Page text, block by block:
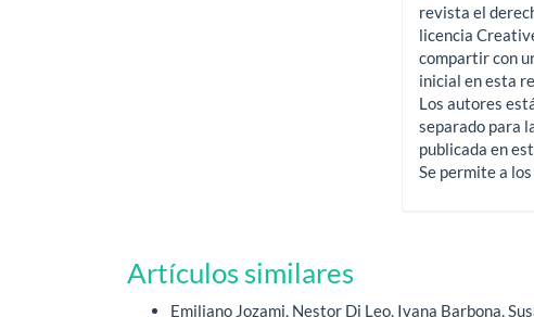
revista el
licencia
compartir con
inicial en esta
Los autores
separado para
publicada en
Se permite a
Artículos similares
Emiliano Jozami, Nestor Di Leo, Ivana Barbona,